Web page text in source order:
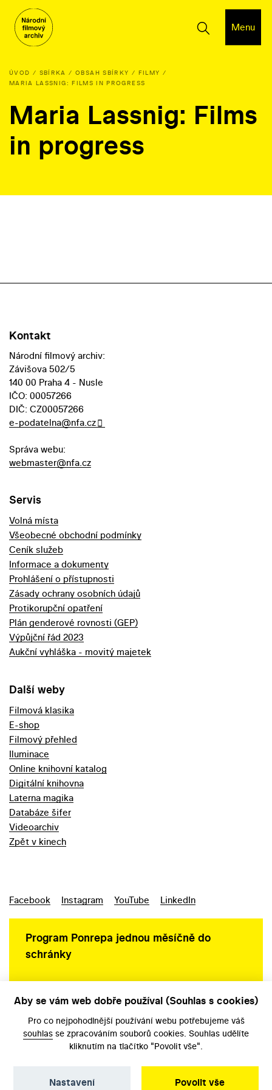
Menu
ÚVOD SBÍRKA OBSAH SBÍRKY
FILMY
MARIA LASSNIG: FILMS IN PROGRESS
Maria Lassnig: Films
in progress
Kontakt
Národní filmový archiv:
Závišova 502/5
140 00 Praha 4 - Nusle
IČO: 00057266
DIČ: CZ00057266
e-podatelna@nfa.cz
Správa webu:
webmaster@nfa.cz
Servis
Volná místa
Všeobecné obchodní podmínky
Ceník služeb
Informace a dokumenty
Prohlášení o přístupnosti
Zásady ochrany osobních údajů
Protikorupční opatření
Plán genderové rovnosti (GEP)
Výpůjční řád 2023
Aukční vyhláška - movitý majetek
Další weby
Filmová klasika
E-shop
Filmový přehled
Iluminace
Online knihovní katalog
Digitální knihovna
Laterna magika
Databáze šifer
Videoarchiv
Zpět v kinech
Facebook Instagram YouTube LinkedIn
Program Ponrepa jednou měsíčně do
schránky
Aby se vám web dobře používal (Souhlas s cookies)
Pro co nejpohodlnější používání webu potřebujeme váš
souhlas se zpracováním souborů cookies. Souhlas udělíte
kliknutím na tlačítko "Povolit vše".
Povolit vše
Nastavení